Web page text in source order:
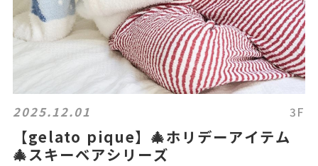
2025.12.01 3F
【gelato pique】🎄ホリデーアイテム
🎄スキーベアシリーズ